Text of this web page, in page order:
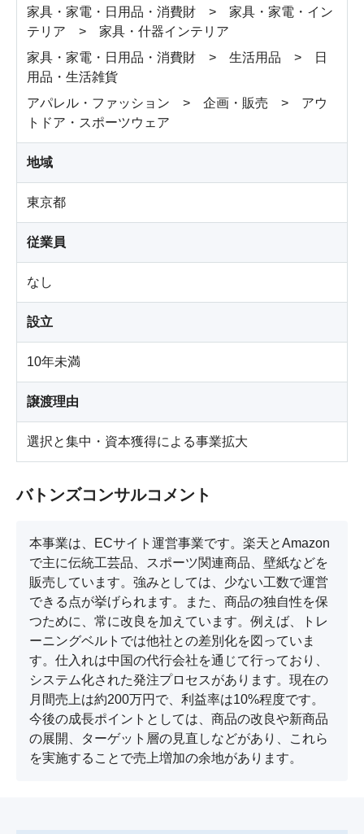
家具・家電・日用品・消費財 > 家具・家電・イン
テリア > 家具・什器インテリア
家具・家電・日用品・消費財 > 生活用品 > 日
用品・生活雑貨
アパレル・ファッション > 企画・販売 > アウ
トドア・スポーツウェア
地域
東京都
従業員
なし
設立
10年未満
譲渡理由
選択と集中・資本獲得による事業拡大
バトンズコンサルコメント
本事業は、ECサイト運営事業です。楽天とAmazon
で主に伝統工芸品、スポーツ関連商品、壁紙などを
販売しています。強みとしては、少ない工数で運営
できる点が挙げられます。また、商品の独自性を保
つために、常に改良を加えています。例えば、トレ
ーニングベルトでは他社との差別化を図っていま
す。仕入れは中国の代行会社を通じて行っており、
システム化された発注プロセスがあります。現在の
月間売上は約200万円で、利益率は10%程度です。
今後の成長ポイントとしては、商品の改良や新商品
の展開、ターゲット層の見直しなどがあり、これら
を実施することで売上増加の余地があります。